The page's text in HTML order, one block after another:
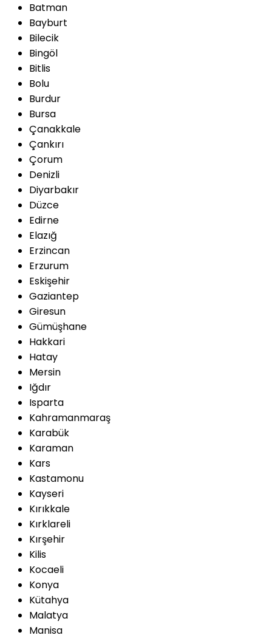
Batman
Bayburt
Bilecik
Bingöl
Bitlis
Bolu
Burdur
Bursa
Çanakkale
Çankırı
Çorum
Denizli
Diyarbakır
Düzce
Edirne
Elazığ
Erzincan
Erzurum
Eskişehir
Gaziantep
Giresun
Gümüşhane
Hakkari
Hatay
Mersin
Iğdır
Isparta
Kahramanmaraş
Karabük
Karaman
Kars
Kastamonu
Kayseri
Kırıkkale
Kırklareli
Kırşehir
Kilis
Kocaeli
Konya
Kütahya
Malatya
Manisa